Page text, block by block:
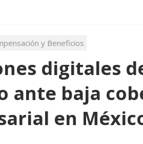
y Beneficios
digitales
ante baja
en